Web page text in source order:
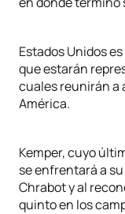
Estados Unidos
que estarán
cuales reunirán a
América.
Kemper, cuyo
se enfrentará a
Chrabot y al
quinto en los